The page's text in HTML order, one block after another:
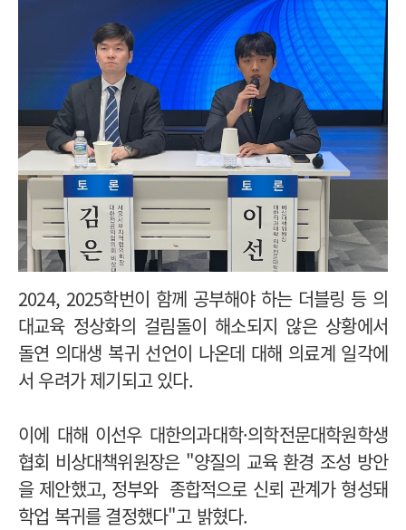
2024, 2025학번이 함께 공부해야 하는 더블링 등 의
대교육 정상화의 걸림돌이 해소되지 않은 상황에서
돌연 의대생 복귀 선언이 나온데 대해 의료계 일각에
서 우려가 제기되고 있다.
이에 대해 이선우 대한의과대학·의학전문대학원학생
협회 비상대책위원장은 "양질의 교육 환경 조성 방안
을 제안했고, 정부와 종합적으로 신뢰 관계가 형성돼
학업 복귀를 결정했다"고 밝혔다.